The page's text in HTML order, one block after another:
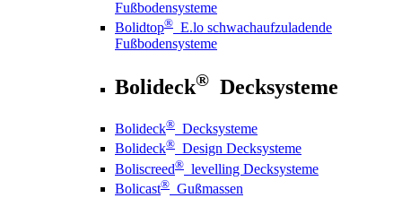
Fußbodensysteme
Bolidtop® E.lo schwachaufzuladende
Fußbodensysteme
Bolideck® Decksysteme
Bolideck® Decksysteme
Bolideck® Design Decksysteme
Boliscreed® levelling Decksysteme
Bolicast® Gußmassen